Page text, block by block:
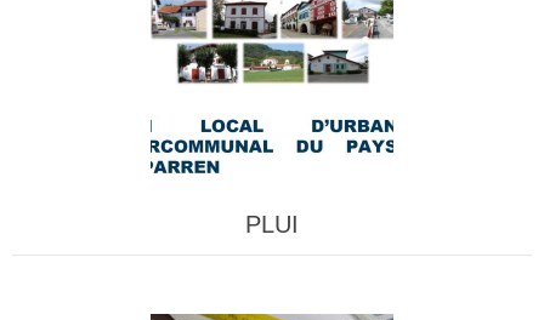
PLUI